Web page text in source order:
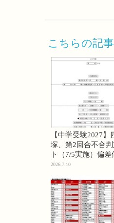
こちらの記
【中学受験2027】
塚、第2回合不合判
ト（7/5実施）偏
74・桜蔭70＜PR＞
2026.7.10